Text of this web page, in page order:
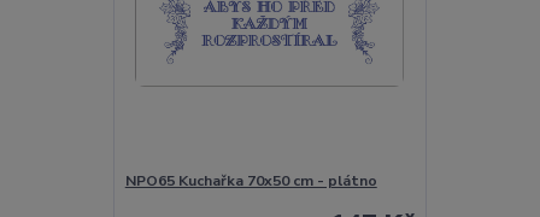
NPO65 Kuchařka 70x50 cm - plátno